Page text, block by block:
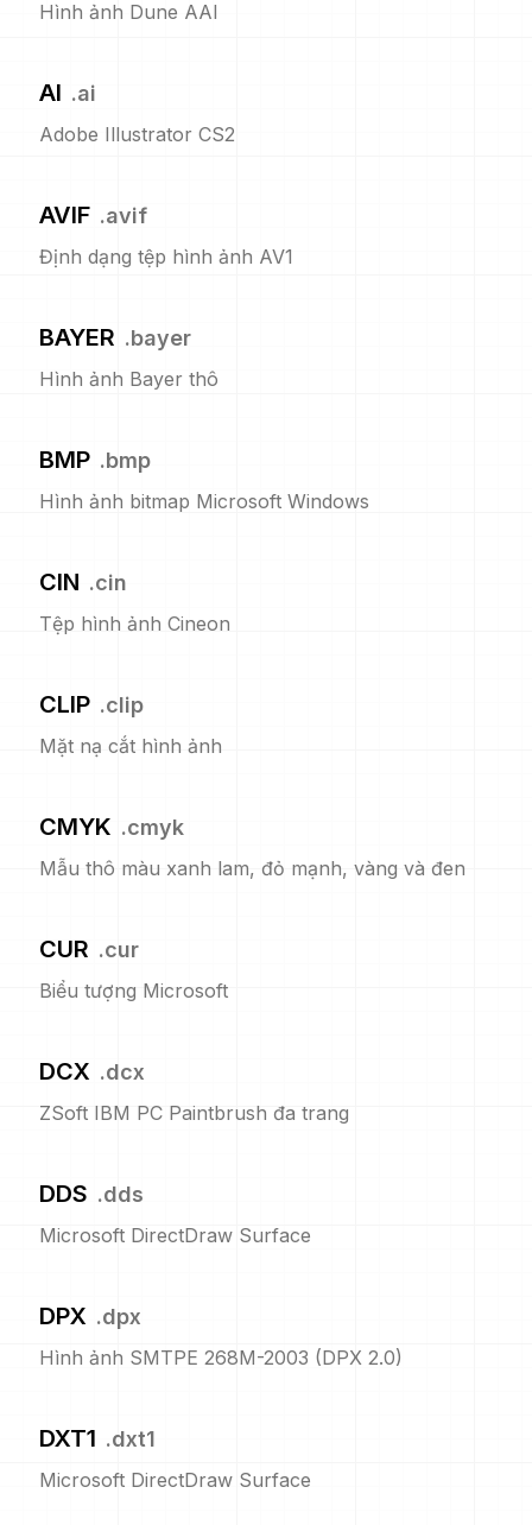
Hình ảnh Dune AAI
AI .ai
Adobe Illustrator CS2
AVIF .avif
Định dạng tệp hình ảnh AV1
BAYER .bayer
Hình ảnh Bayer thô
BMP .bmp
Hình ảnh bitmap Microsoft Windows
CIN .cin
Tệp hình ảnh Cineon
CLIP .clip
Mặt nạ cắt hình ảnh
CMYK .cmyk
Mẫu thô màu xanh lam, đỏ mạnh, vàng và đen
CUR .cur
Biểu tượng Microsoft
DCX .dcx
ZSoft IBM PC Paintbrush đa trang
DDS .dds
Microsoft DirectDraw Surface
DPX .dpx
Hình ảnh SMTPE 268M-2003 (DPX 2.0)
DXT1 .dxt1
Microsoft DirectDraw Surface